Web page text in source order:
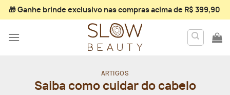
Skip
to
🎁 Ganhe brinde exclusivonas compras acima de R$ 399,90
ARTIGOS
Saiba como cuidar do cabelo